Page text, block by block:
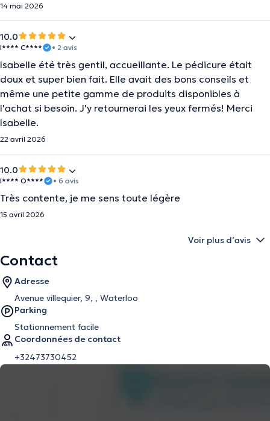
14 mai 2026
10.0
I**** C**** • 2 avis
Isabelle été très gentil, accueillante. Le pédicure était
doux et super bien fait. Elle avait des bons conseils et
même une petite gamme de produits disponibles à
l'achat si besoin. J'y retournerai les yeux fermés! Merci
Isabelle.
22 avril 2026
10.0
I**** O**** • 6 avis
Très contente, je me sens toute légère
15 avril 2026
Voir plus d’avis
Contact
Adresse
Avenue villequier, 9, , Waterloo
Parking
Stationnement facile
Coordonnées de contact
+32473730452